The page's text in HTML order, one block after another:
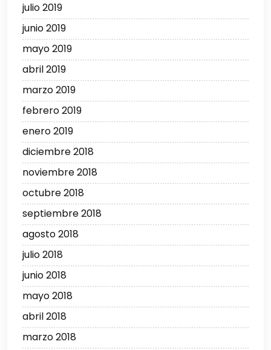
julio 2019
junio 2019
mayo 2019
abril 2019
marzo 2019
febrero 2019
enero 2019
diciembre 2018
noviembre 2018
octubre 2018
septiembre 2018
agosto 2018
julio 2018
junio 2018
mayo 2018
abril 2018
marzo 2018